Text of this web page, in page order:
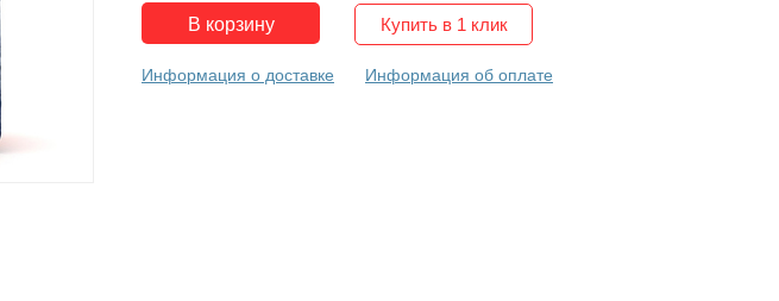
Купить в 1 клик
Информация о доставке Информация об оплате